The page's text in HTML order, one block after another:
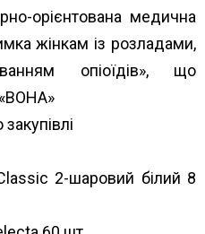
орієнтована медична
жінкам із розладами,
опіоїдів», що
2-шаровий білий 8